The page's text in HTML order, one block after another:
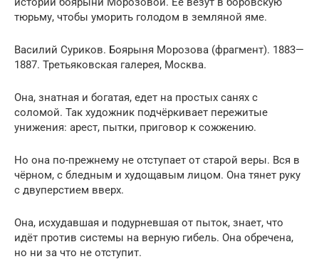
тюрьму, чтобы уморить голодом в земляной яме.
Василий Суриков. Боярыня Морозова (фрагмент). 1883—
1887. Третьяковская галерея, Москва.
Она, знатная и богатая, едет на простых санях с
соломой. Так художник подчёркивает пережитые
унижения: арест, пытки, приговор к сожжению.
Но она по-прежнему не отступает от старой веры. Вся в
чёрном, с бледным и худощавым лицом. Она тянет руку
с двуперстием вверх.
Она, исхудавшая и подурневшая от пыток, знает, что
идёт против системы на верную гибель. Она обречена,
но ни за что не отступит.